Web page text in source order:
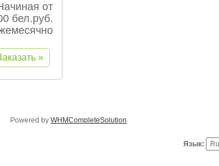
от
бел.руб.
Powered by WHMCompleteSolution
Язык: